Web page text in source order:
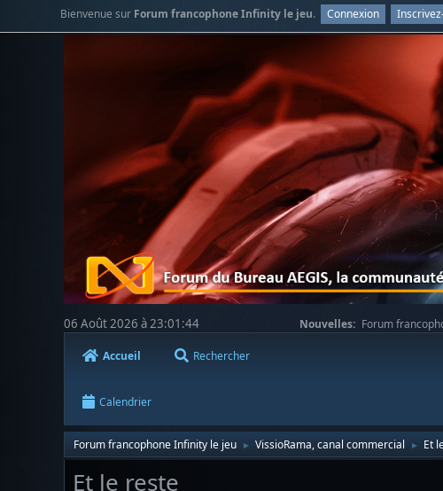
Bienvenue sur Forum francophone Infinity le jeu. Connexion
06 Août 2026 à 23:01:44 Nouvelles: Forum
Accueil Rechercher
Calendrier
Forum francophone Infinity le jeu ► VissioRama, canal commercial ► Et
Et le reste